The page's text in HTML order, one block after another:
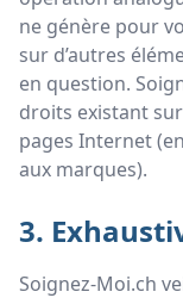
ne génère pour
sur d’autres
en question.
droits existant
pages Internet
aux marques).
3.
Soignez-Moi.ch